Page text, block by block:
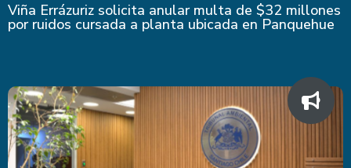
Viña Errázuriz solicita anular multa de $32 millones
por ruidos cursada a planta ubicada en Panquehue